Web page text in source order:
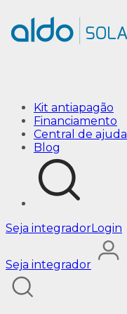
Kit antiapagão
Financiamento
Central de ajuda
Blog
Seja integradorLogin
Seja integrador